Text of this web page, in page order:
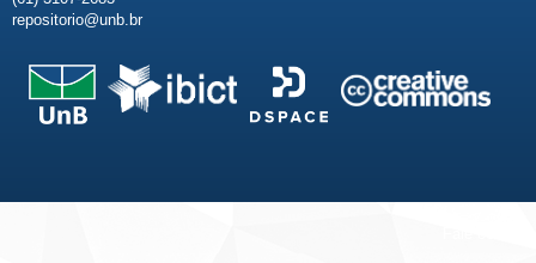
repositorio@unb.br